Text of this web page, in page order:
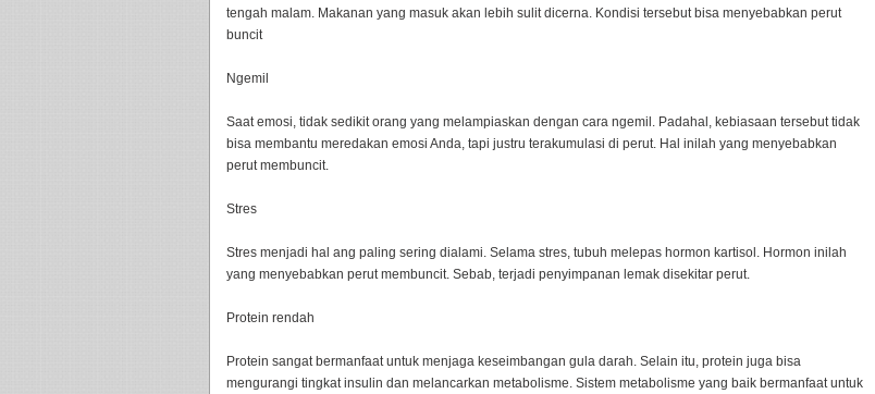
tengah malam. Makanan yang masuk akan lebih sulit dicerna. Kondisi tersebut bisa menyebabkan perut
buncit
Ngemil
Saat emosi, tidak sedikit orang yang melampiaskan dengan cara ngemil. Padahal, kebiasaan tersebut tidak
bisa membantu meredakan emosi Anda, tapi justru terakumulasi di perut. Hal inilah yang menyebabkan
perut membuncit.
Stres
Stres menjadi hal ang paling sering dialami. Selama stres, tubuh melepas hormon kartisol. Hormon inilah
yang menyebabkan perut membuncit. Sebab, terjadi penyimpanan lemak disekitar perut.
Protein rendah
Protein sangat bermanfaat untuk menjaga keseimbangan gula darah. Selain itu, protein juga bisa
mengurangi tingkat insulin dan melancarkan metabolisme. Sistem metabolisme yang baik bermanfaat untuk